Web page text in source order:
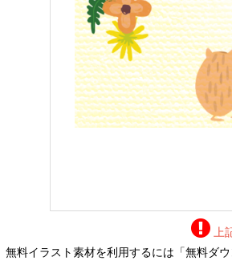
上
無料イラスト素材を利用するには「無料ダ